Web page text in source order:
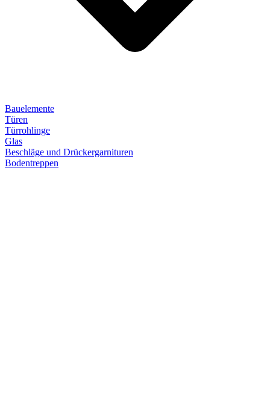
Bauelemente
Türen
Türrohlinge
Glas
Beschläge und Drückergarnituren
Bodentreppen